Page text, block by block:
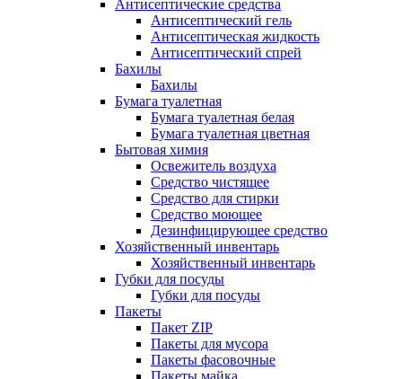
Антисептические средства
Антисептический гель
Антисептическая жидкость
Антисептический спрей
Бахилы
Бахилы
Бумага туалетная
Бумага туалетная белая
Бумага туалетная цветная
Бытовая химия
Освежитель воздуха
Средство чистящее
Средство для стирки
Средство моющее
Дезинфицирующее средство
Хозяйственный инвентарь
Хозяйственный инвентарь
Губки для посуды
Губки для посуды
Пакеты
Пакет ZIP
Пакеты для мусора
Пакеты фасовочные
Пакеты майка